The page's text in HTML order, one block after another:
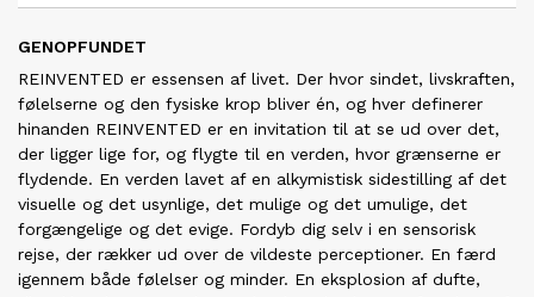
GENOPFUNDET
REINVENTED er essensen af livet. Der hvor sindet, livskraften,
følelserne og den fysiske krop bliver én, og hver definerer
hinanden REINVENTED er en invitation til at se ud over det,
der ligger lige for, og flygte til en verden, hvor grænserne er
flydende. En verden lavet af en alkymistisk sidestilling af det
visuelle og det usynlige, det mulige og det umulige, det
forgængelige og det evige. Fordyb dig selv i en sensorisk
rejse, der rækker ud over de vildeste perceptioner. En færd
igennem både følelser og minder. En eksplosion af dufte,